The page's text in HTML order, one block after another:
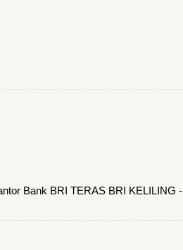
Bank BRI TERAS BRI KELILING -